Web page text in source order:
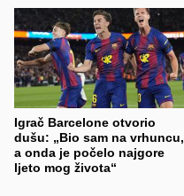
Igrač Barcelone otvorio
dušu: „Bio sam na vrhuncu,
a onda je počelo najgore
ljeto mog života“